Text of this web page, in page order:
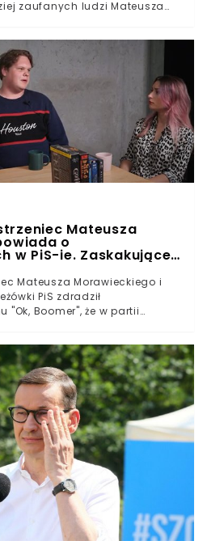
zaufanych ludzi Mateusza
w tej sprawie
jak i Jacka Sasina.
że Mariusz Chłopik
dla Onetu Andrzej
się człowieka Mateusza
o likwidacji całego biura
sportowym w PKO
zniknąć ma już we wtorek
Jacek Sasin, minister
nim a Mateuszem
Mateusza
o
w PiS-ie. Zaskakujące
Mateusza Morawieckiego i
PiS zdradził
Boomer", że w partii
scenie politycznej.
zaczynał w PiS Franek
i zadeklarowany
klasy liceum. Brał udział w
wspierał osoby LGBT oraz
edukacji Przemysława
zaskakiwać zwracając
siostrzeńcem premiera
W piątek, działacz gościł w
prowadzonym przez
Gospodarze
opowieści i anegdot
mężczyznę. Broda